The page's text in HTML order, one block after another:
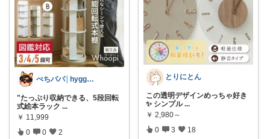
ぺちパパ│hyggeな心意気を大切に🌿
"たっぷり収納できる、5段回転
式絵本ラック ...
￥ 11,999
0 0 2
とりにとん
この透明デザインめっちゃ好き
✨ シンプル ...
￥ 2,980～
0 3 18